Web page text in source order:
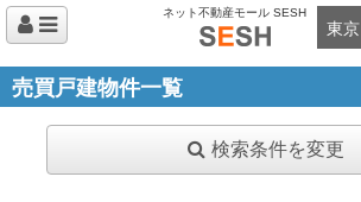
ネット不動産モール SESH
東京
売買戸建物件一覧
検索条件を変更